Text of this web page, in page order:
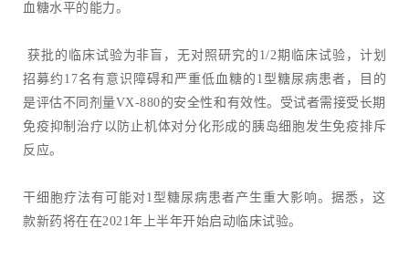
血糖水平的能力。
获批的临床试验为非盲，无对照研究的1/2期临床试验，计划
招募约17名有意识障碍和严重低血糖的1型糖尿病患者，目的
是评估不同剂量VX-880的安全性和有效性。受试者需接受长期
免疫抑制治疗以防止机体对分化形成的胰岛细胞发生免疫排斥
反应。
干细胞疗法有可能对1型糖尿病患者产生重大影响。据悉，这
款新药将在在2021年上半年开始启动临床试验。